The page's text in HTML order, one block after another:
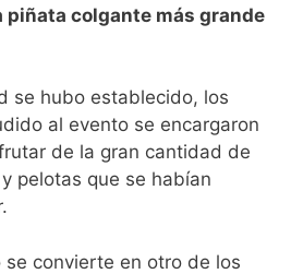
piñata colgante más grande
se hubo establecido, los
al evento se encargaron
de la gran cantidad de
pelotas que se habían
convierte en otro de los